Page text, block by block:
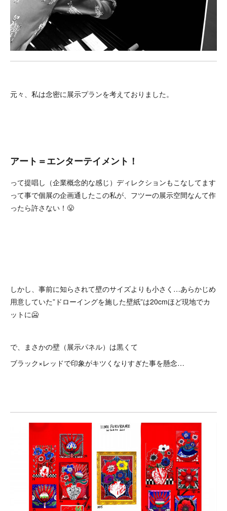
元々、私は念密に展示プランを考えておりました。
アート＝エンターテイメント！
って提唱し（企業概念的な感じ）ディレクションもこなしてます
って事で個展の企画通したこの私が、フツーの展示空間なんて作
ったら許さない！😤
しかし、事前に知らされて壁のサイズよりも小さく…あらかじめ
用意していた”ドローイングを施した壁紙”は20cmほど現地でカ
ットに🥶
で、まさかの壁（展示パネル）は黒くて
ブラック×レッドで印象がキツくなりすぎた事を懸念…